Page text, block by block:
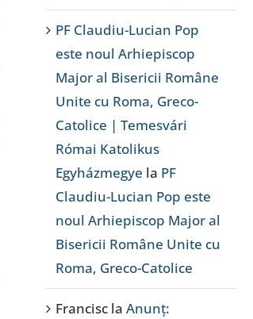
PF Claudiu-Lucian Pop
este noul Arhiepiscop
Major al Bisericii Române
Unite cu Roma, Greco-
Catolice | Temesvári
Római Katolikus
Egyházmegye la PF
Claudiu-Lucian Pop este
noul Arhiepiscop Major al
Bisericii Române Unite cu
Roma, Greco-Catolice
Francisc la Anunț: